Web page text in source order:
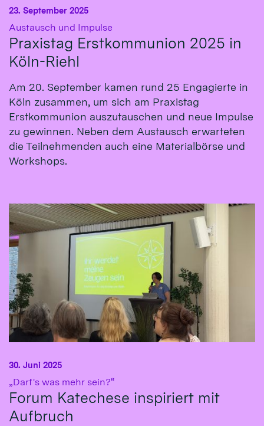
Austausch und Impulse
Praxistag Erstkommunion 2025 in
Köln-Riehl
23. September 2025
Am 20. September kamen rund 25 Engagierte in
Köln zusammen, um sich am Praxistag
Erstkommunion auszutauschen und neue Impulse
zu gewinnen. Neben dem Austausch erwarteten
die Teilnehmenden auch eine Materialbörse und
Workshops.
„Darf's was mehr sein?“
Forum Katechese inspiriert mit
Aufbruch
30. Juni 2025